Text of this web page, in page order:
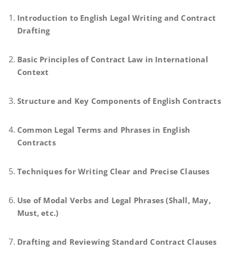
Introduction to English Legal Writing and Contract
Drafting
Basic Principles of Contract Law in International
Context
Structure and Key Components of English Contracts
Common Legal Terms and Phrases in English
Contracts
Techniques for Writing Clear and Precise Clauses
Use of Modal Verbs and Legal Phrases (Shall, May,
Must, etc.)
Drafting and Reviewing Standard Contract Clauses